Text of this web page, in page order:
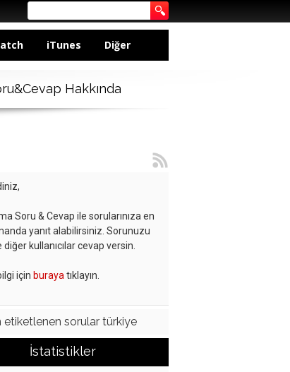
iTunes Diğer
Hakkında
Soru & Cevap ile sorularınıza en
yanıt alabilirsiniz. Sorunuzu
kullanıcılar cevap versin.
için buraya tıklayın.
etiketlenen sorular türkiye
İstatistikler